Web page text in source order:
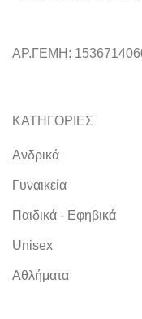
ΑΡ.ΓΕΜΗ:
ΚΑΤΗΓΟΡΙΕΣ
Ανδρικά
Γυναικεία
Παιδικά - Εφηβικά
Unisex
Αθλήματα